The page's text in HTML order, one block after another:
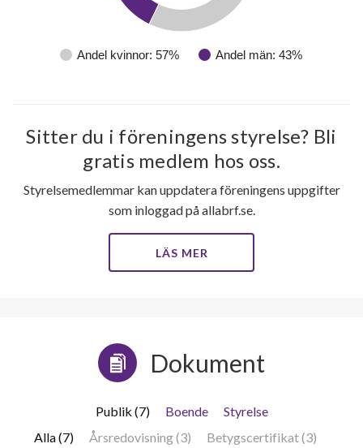
Andel kvinnor: 57% Andel män: 43%
Sitter du i föreningens styrelse? Bli
gratis medlem hos oss.
Styrelsemedlemmar kan uppdatera föreningens uppgifter
som inloggad på allabrf.se.
LÄS MER
Dokument
Publik (7) Boende
Styrelse
Alla (7)
Årsredovisning (3)
Betygscertifikat (3)